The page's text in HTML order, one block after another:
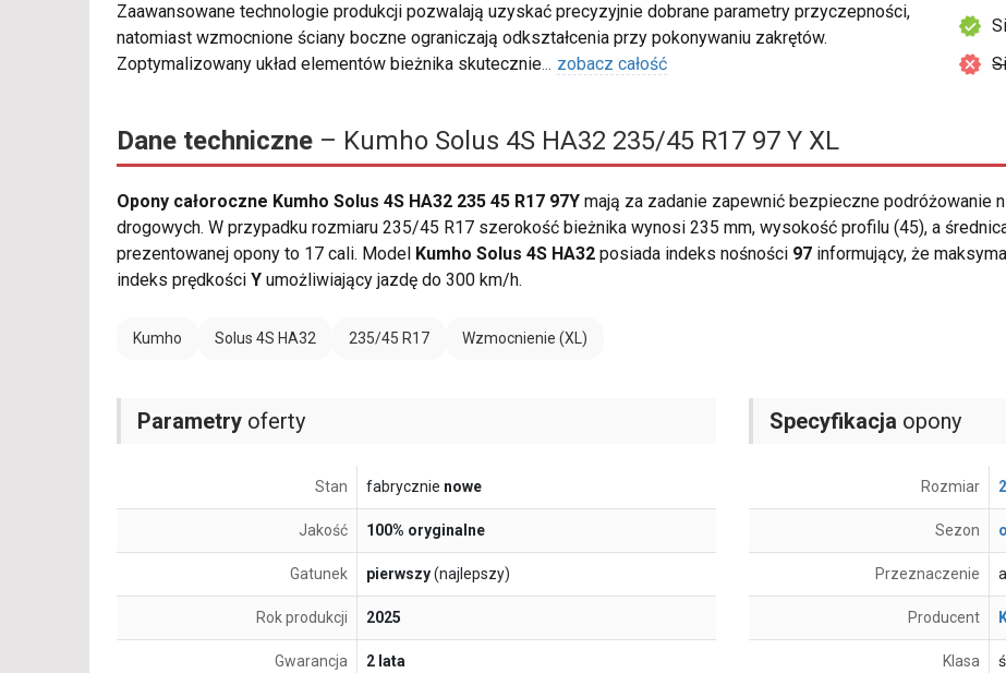
Zaawansowane technologie produkcji pozwalają uzyskać precyzyjnie dobrane parametry przyczepności,
natomiast wzmocnione ściany boczne ograniczają odkształcenia przy pokonywaniu zakrętów.
Zoptymalizowany układ elementów bieżnika skutecznie... zobacz całość
Dane techniczne – Kumho Solus 4S HA32 235/45 R17 97 Y XL
Opony całoroczne Kumho Solus 4S HA32 235 45 R17 97Y mają za zadanie zapewnić bezpieczne podróżowanie
drogowych. W przypadku rozmiaru 235/45 R17 szerokość bieżnika wynosi 235 mm, wysokość profilu (45), a
prezentowanej opony to 17 cali. Model Kumho Solus 4S HA32 posiada indeks nośności 97 informujący, że
indeks prędkości Y umożliwiający jazdę do 300 km/h.
Kumho Solus 4S HA32 235/45 R17 Wzmocnienie (XL)
Parametry oferty
Stan fabrycznie nowe
Jakość 100% oryginalne
Gatunek pierwszy(najlepszy)
Rok produkcji 2025
Gwarancja 2 lata
Specyfikacja opony
Rozmiar
Sezon
Przeznaczenie
Producent
Klasa